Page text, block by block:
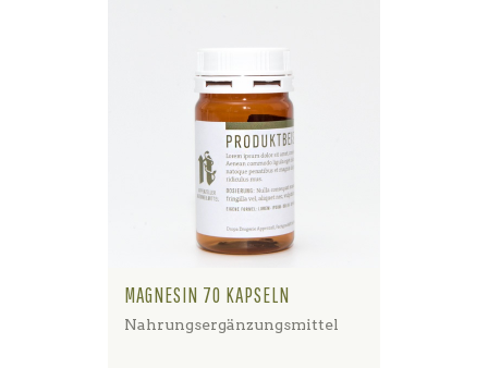
MAGNESIN 70 KAPSELN
Nahrungsergänzungsmittel